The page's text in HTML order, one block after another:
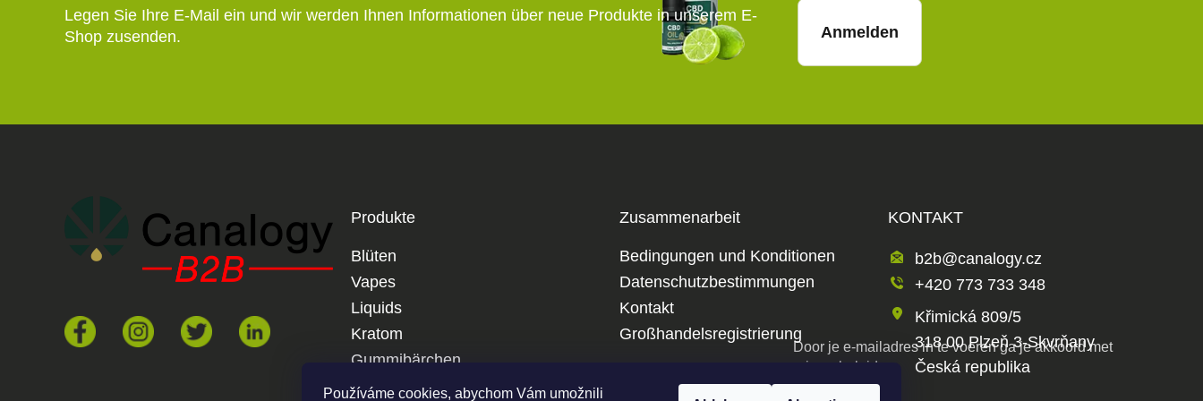
Používáme cookies, abychom Vám umožnili
Legen Sie Ihre E-Mail ein und wir werden Ihnen Informationen über neue Produkte in unserem E-
Shop zusenden.
Door je e-mailadres in te voeren ga je akkoord met
privacybeleid
Anmelden
Produkte
Blüten
Vapes
Liquids
Kratom
Gummibärchen
Joints
Zusammenarbeit
Bedingungen und Konditionen
Datenschutzbestimmungen
Kontakt
Großhandelsregistrierung
KONTAKT
b2b@canalogy.cz
+420 773 733 348
Křimická 809/5
318 00 Plzeň 3-Skvrňany
Česká republika